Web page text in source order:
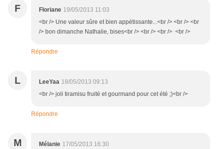
F Floriane 19/05/2013 11:03
<br /> Une valeur sûre et bien appétissante...<br /> <br /> <br
/> bon dimanche Nathalie, bises<br /> <br /> <br /> <br />
Répondre
L LeeYaa 18/05/2013 09:13
<br /> joli tiramisu fruité et gourmand pour cet été ;)<br />
Répondre
M Mélanie 17/05/2013 16:30